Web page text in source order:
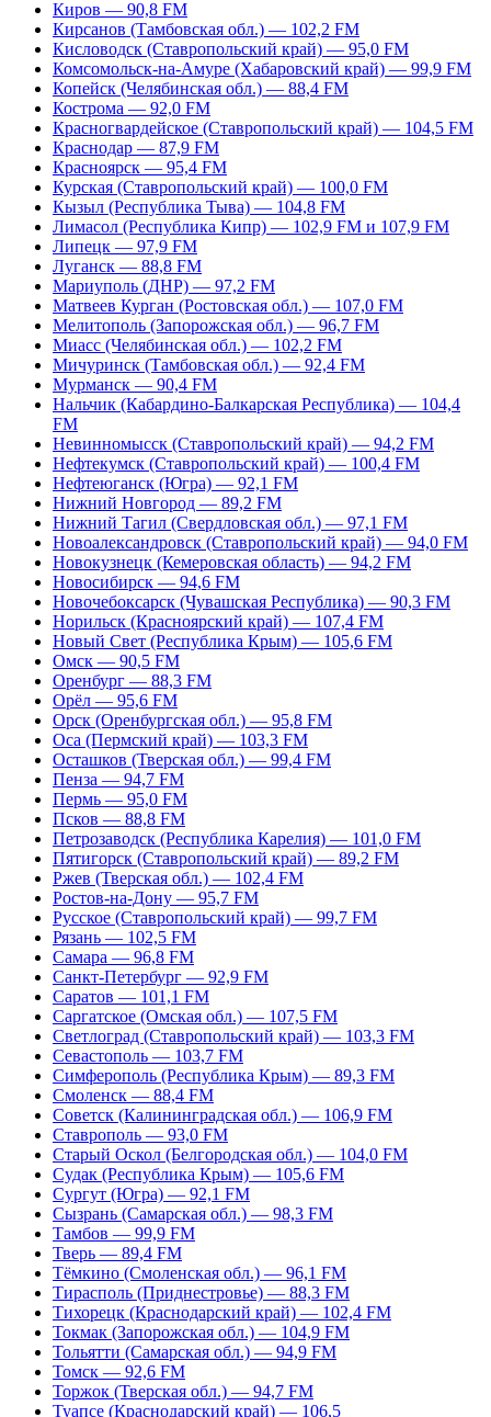
Киров — 90,8 FM
Кирсанов (Тамбовская обл.) — 102,2 FM
Кисловодск (Ставропольский край) — 95,0 FM
Комсомольск-на-Амуре (Хабаровский край) — 99,9 FM
Копейск (Челябинская обл.) — 88,4 FM
Кострома — 92,0 FM
Красногвардейское (Ставропольский край) — 104,5 FM
Краснодар — 87,9 FM
Красноярск — 95,4 FM
Курская (Ставропольский край) — 100,0 FM
Кызыл (Республика Тыва) — 104,8 FM
Лимасол (Республика Кипр) — 102,9 FM и 107,9 FM
Липецк — 97,9 FM
Луганск — 88,8 FM
Мариуполь (ДНР) — 97,2 FM
Матвеев Курган (Ростовская обл.) — 107,0 FM
Мелитополь (Запорожская обл.) — 96,7 FM
Миасс (Челябинская обл.) — 102,2 FM
Мичуринск (Тамбовская обл.) — 92,4 FM
Мурманск — 90,4 FM
Нальчик (Кабардино-Балкарская Республика) — 104,4
FM
Невинномысск (Ставропольский край) — 94,2 FM
Нефтекумск (Ставропольский край) — 100,4 FM
Нефтеюганск (Югра) — 92,1 FM
Нижний Новгород — 89,2 FM
Нижний Тагил (Свердловская обл.) — 97,1 FM
Новоалександровск (Ставропольский край) — 94,0 FM
Новокузнецк (Кемеровская область) — 94,2 FM
Новосибирск — 94,6 FM
Новочебоксарск (Чувашская Республика) — 90,3 FM
Норильск (Красноярский край) — 107,4 FM
Новый Свет (Республика Крым) — 105,6 FM
Омск — 90,5 FM
Оренбург — 88,3 FM
Орёл — 95,6 FM
Орск (Оренбургская обл.) — 95,8 FM
Оса (Пермский край) — 103,3 FM
Осташков (Тверская обл.) — 99,4 FM
Пенза — 94,7 FM
Пермь — 95,0 FM
Псков — 88,8 FM
Петрозаводск (Республика Карелия) — 101,0 FM
Пятигорск (Ставропольский край) — 89,2 FM
Ржев (Тверская обл.) — 102,4 FM
Ростов-на-Дону — 95,7 FM
Русское (Ставропольский край) — 99,7 FM
Рязань — 102,5 FM
Самара — 96,8 FM
Санкт-Петербург — 92,9 FM
Саратов — 101,1 FM
Саргатское (Омская обл.) — 107,5 FM
Светлоград (Ставропольский край) — 103,3 FM
Севастополь — 103,7 FM
Симферополь (Республика Крым) — 89,3 FM
Смоленск — 88,4 FM
Советск (Калининградская обл.) — 106,9 FM
Ставрополь — 93,0 FM
Старый Оскол (Белгородская обл.) — 104,0 FM
Судак (Республика Крым) — 105,6 FM
Сургут (Югра) — 92,1 FM
Сызрань (Самарская обл.) — 98,3 FM
Тамбов — 99,9 FM
Тверь — 89,4 FM
Тёмкино (Смоленская обл.) — 96,1 FM
Тирасполь (Приднестровье) — 88,3 FM
Тихорецк (Краснодарский край) — 102,4 FM
Токмак (Запорожская обл.) — 104,9 FM
Тольятти (Самарская обл.) — 94,9 FM
Томск — 92,6 FM
Торжок (Тверская обл.) — 94,7 FM
Туапсе (Краснодарский край) — 106,5